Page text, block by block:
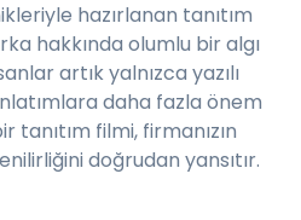
hazırlanan tanıtım
hakkında olumlu bir algı
artık yalnızca yazılı
daha fazla önem
filmi, firmanızın
doğrudan yansıtır.